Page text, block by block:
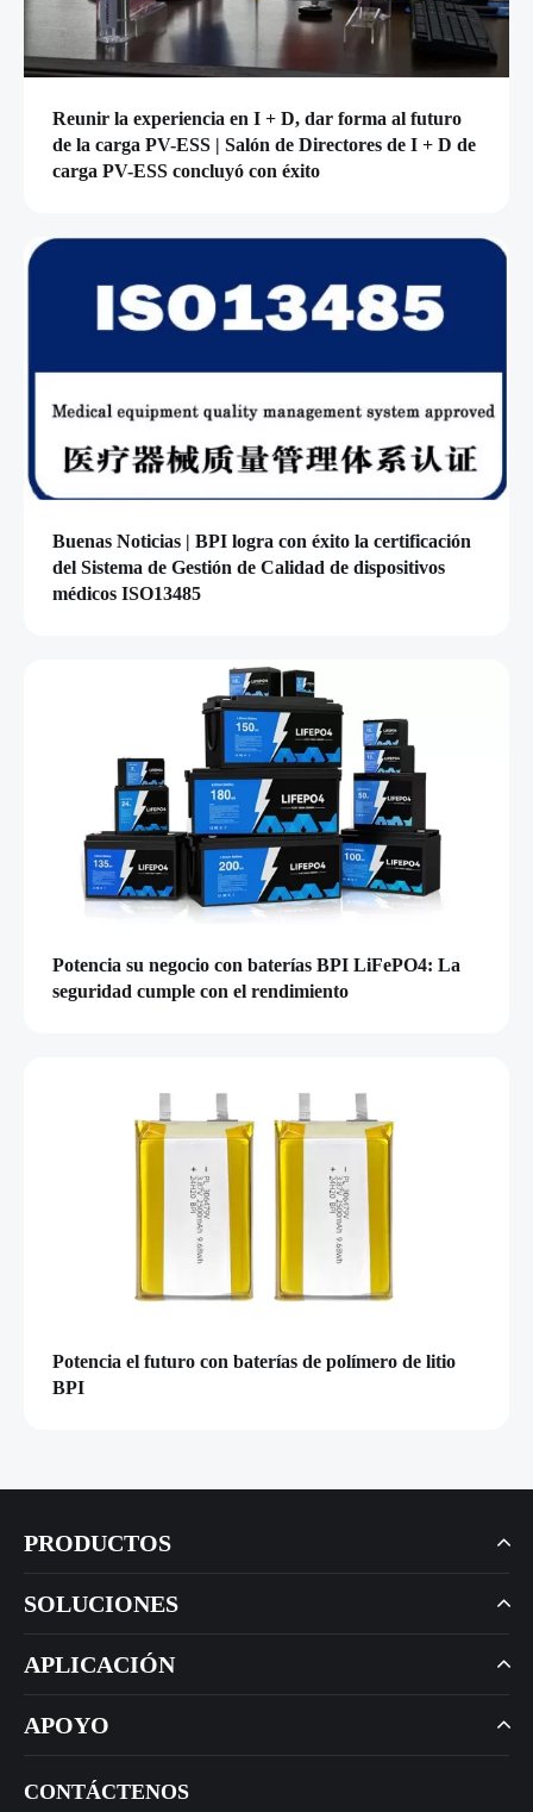
Reunir la experiencia en I + D, dar forma al futuro
de la carga PV-ESS | Salón de Directores de I + D de
carga PV-ESS concluyó con éxito
Buenas Noticias | BPI logra con éxito la certificación
del Sistema de Gestión de Calidad de dispositivos
médicos ISO13485
Potencia su negocio con baterías BPI LiFePO4: La
seguridad cumple con el rendimiento
Potencia el futuro con baterías de polímero de litio
BPI
PRODUCTOS
SOLUCIONES
APLICACIÓN
APOYO
CONTÁCTENOS